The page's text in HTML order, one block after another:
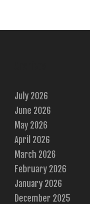
July 2026
June 2026
May 2026
April 2026
March 2026
February 2026
January 2026
December 2025